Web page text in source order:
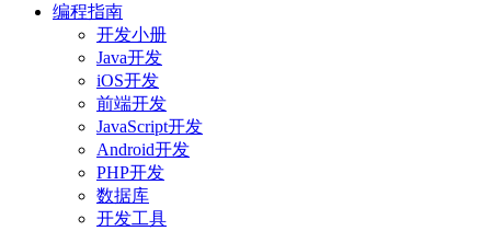
编程指南
开发小册
Java开发
iOS开发
前端开发
JavaScript开发
Android开发
PHP开发
数据库
开发工具